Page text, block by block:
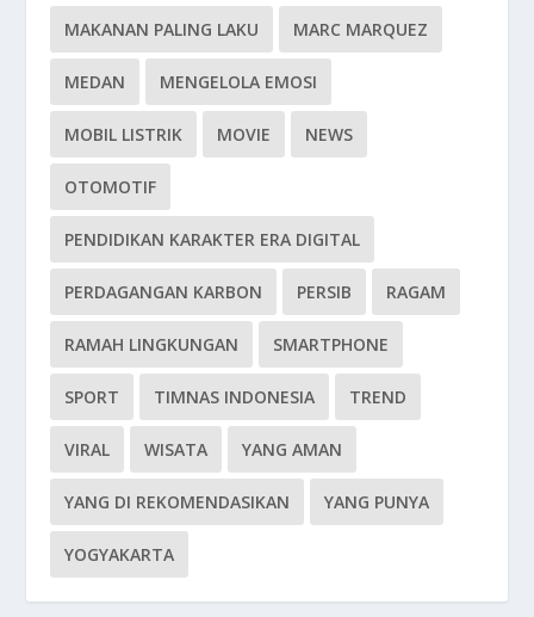
MAKANAN PALING LAKU MARC MARQUEZ
MEDAN MENGELOLA EMOSI
MOBIL LISTRIK MOVIE NEWS
OTOMOTIF
PENDIDIKAN KARAKTER ERA DIGITAL
PERDAGANGAN KARBON PERSIB RAGAM
RAMAH LINGKUNGAN SMARTPHONE
SPORT TIMNAS INDONESIA TREND
VIRAL WISATA YANG AMAN
YANG DI REKOMENDASIKAN YANG PUNYA
YOGYAKARTA